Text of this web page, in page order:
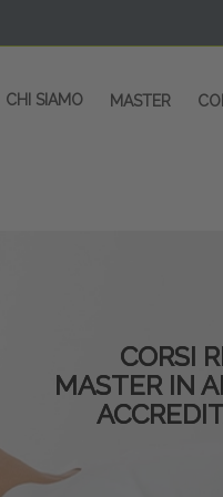
CHI SIAMO MASTER
CORSI
MASTER IN